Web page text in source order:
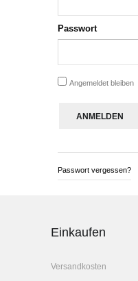
Passwort
Angemeldet bleiben
Passwort vergessen?
Einkaufen
Versandkosten